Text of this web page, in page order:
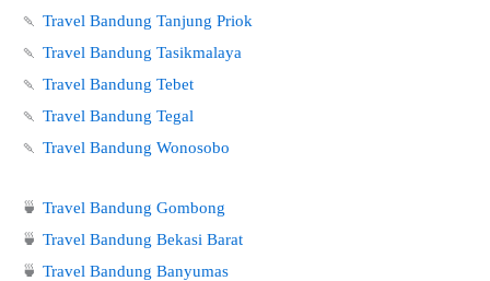
🍡 Travel Bandung Tanjung Priok
🍡 Travel Bandung Tasikmalaya
🍡 Travel Bandung Tebet
🍡 Travel Bandung Tegal
🍡 Travel Bandung Wonosobo
🍵 Travel Bandung Gombong
🍵 Travel Bandung Bekasi Barat
🍵 Travel Bandung Banyumas